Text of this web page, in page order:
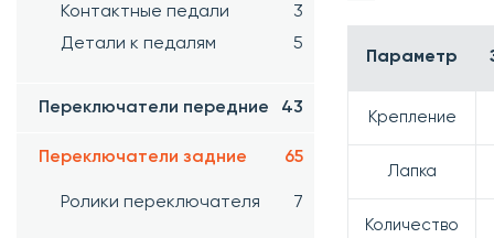
Контактные педали
3
Детали к педалям
5
Переключатели передние 43
Переключатели задние 65
Ролики переключателя 7
Параметр
Крепление
Лапка
Количество